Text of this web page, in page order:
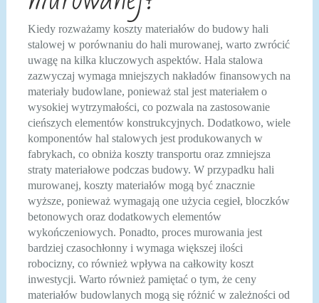
Kiedy rozważamy koszty materiałów do budowy hali
stalowej w porównaniu do hali murowanej, warto zwrócić
uwagę na kilka kluczowych aspektów. Hala stalowa
zazwyczaj wymaga mniejszych nakładów finansowych na
materiały budowlane, ponieważ stal jest materiałem o
wysokiej wytrzymałości, co pozwala na zastosowanie
cieńszych elementów konstrukcyjnych. Dodatkowo, wiele
komponentów hal stalowych jest produkowanych w
fabrykach, co obniża koszty transportu oraz zmniejsza
straty materiałowe podczas budowy. W przypadku hali
murowanej, koszty materiałów mogą być znacznie
wyższe, ponieważ wymagają one użycia cegieł, bloczków
betonowych oraz dodatkowych elementów
wykończeniowych. Ponadto, proces murowania jest
bardziej czasochłonny i wymaga większej ilości
robocizny, co również wpływa na całkowity koszt
inwestycji. Warto również pamiętać o tym, że ceny
materiałów budowlanych mogą się różnić w zależności od